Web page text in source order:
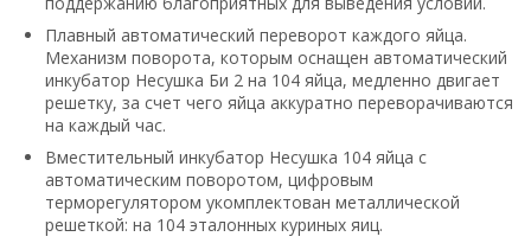
Плавный автоматический переворот каждого яйца.
Механизм поворота, которым оснащен автоматический
инкубатор Несушка Би 2 на 104 яйца, медленно двигает
решетку, за счет чего яйца аккуратно переворачиваются
на каждый час.
Вместительный инкубатор Несушка 104 яйца с
автоматическим поворотом, цифровым
терморегулятором укомплектован металлической
решеткой: на 104 эталонных куриных яиц.